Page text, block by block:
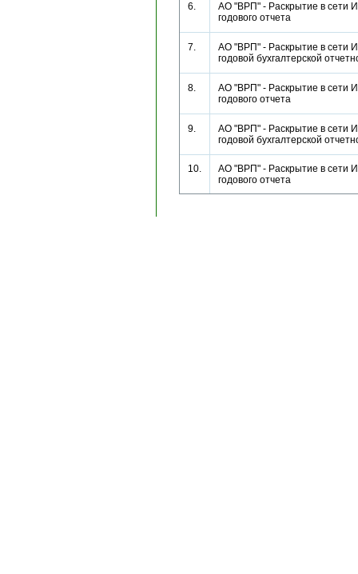
6.
АО "ВРП" - Раскрытие в сети
годового отчета
7.
АО "ВРП" - Раскрытие в сети
годовой бухгалтерской
8.
АО "ВРП" - Раскрытие в сети
годового отчета
9.
АО "ВРП" - Раскрытие в сети
годовой бухгалтерской
10.
АО "ВРП" - Раскрытие в сети
годового отчета